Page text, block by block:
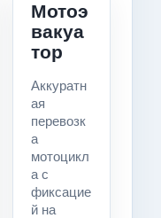
Мотоэ
вакуа
тор
Аккуратн
ая
перевозк
а
мотоцикл
а с
фиксацие
й на